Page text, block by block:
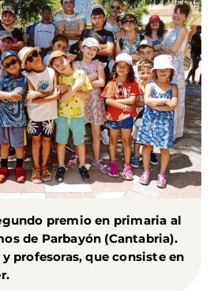
premio en primaria al
de Parbayón (Cantabria).
profesoras, que consiste en